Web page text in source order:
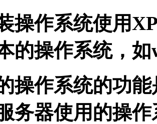
操作系统使用
的操作系统，
操作系统的功
务器使用的操